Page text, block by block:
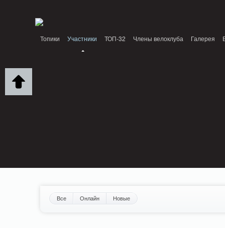
Топики Участники ТОП-32 Члены велоклуба Галерея
Все Онлайн Новые